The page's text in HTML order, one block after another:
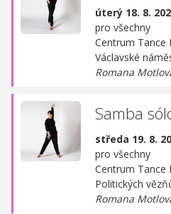
úterý 18. 8.
pro všechny
Centrum Tance
Václavské
Romana
Samba
středa 19. 8.
pro všechny
Centrum Tance
Politických
Romana